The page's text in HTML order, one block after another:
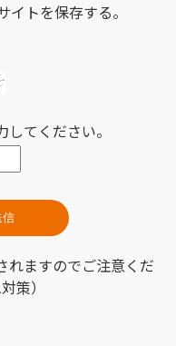
トを保存する。
てください。
れますのでご注意くだ
策）